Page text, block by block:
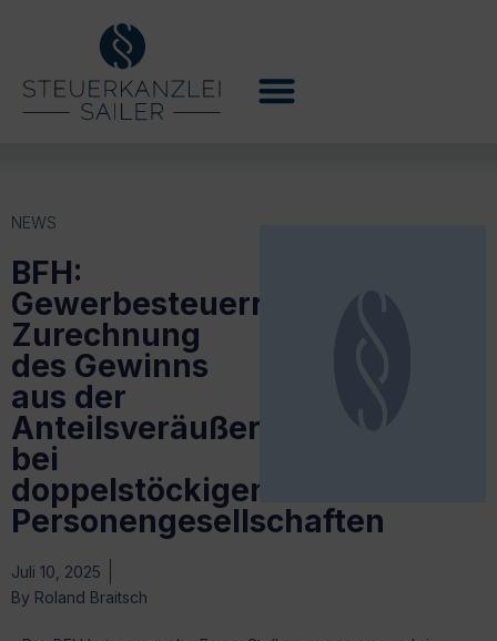
NEWS
BFH:
Gewerbesteuerrechtliche
Zurechnung
des Gewinns
aus der
Anteilsveräußerung
bei
doppelstöckigen
Personengesellschaften
Juli 10, 2025
By Roland Braitsch